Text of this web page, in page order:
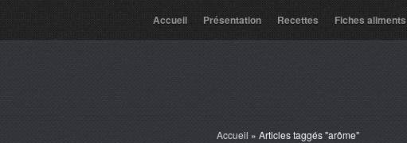
Accueil Présentation Recettes Fiches aliments
Accueil » Articles taggés "arôme"